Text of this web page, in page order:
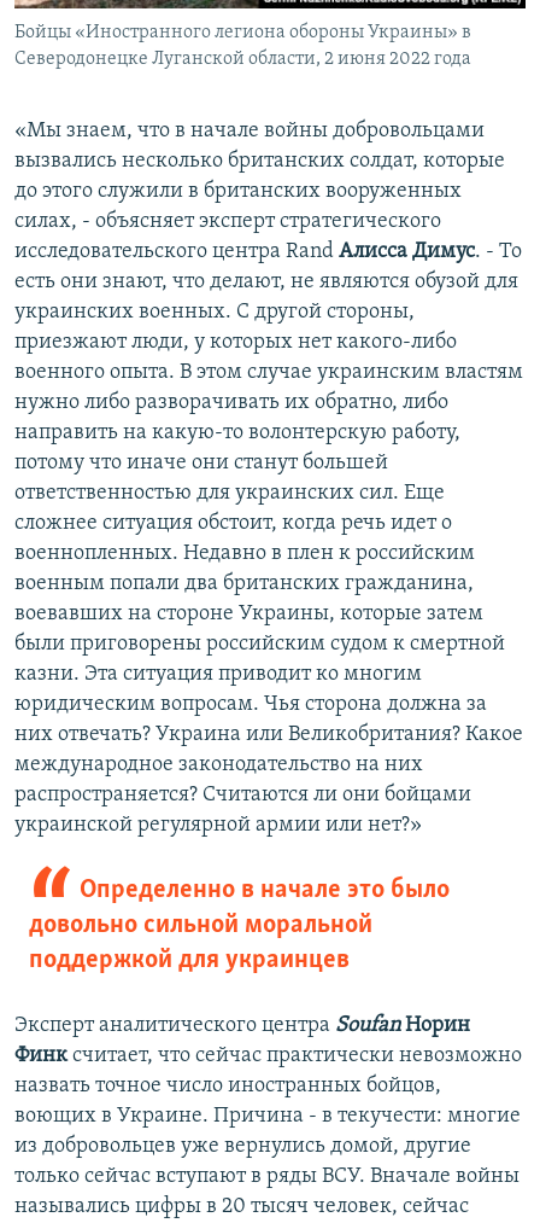
Бойцы «Иностранного легиона обороны Украины» в
Северодонецке Луганской области, 2 июня 2022 года
«Мы знаем, что в начале войны добровольцами
вызвались несколько британских солдат, которые
до этого служили в британских вооруженных
силах, - объясняет эксперт стратегического
исследовательского центра Rand Алисса Димус. - То
есть они знают, что делают, не являются обузой для
украинских военных. С другой стороны,
приезжают люди, у которых нет какого-либо
военного опыта. В этом случае украинским властям
нужно либо разворачивать их обратно, либо
направить на какую-то волонтерскую работу,
потому что иначе они станут большей
ответственностью для украинских сил. Еще
сложнее ситуация обстоит, когда речь идет о
военнопленных. Недавно в плен к российским
военным попали два британских гражданина,
воевавших на стороне Украины, которые затем
были приговорены российским судом к смертной
казни. Эта ситуация приводит ко многим
юридическим вопросам. Чья сторона должна за
них отвечать? Украина или Великобритания? Какое
международное законодательство на них
распространяется? Считаются ли они бойцами
украинской регулярной армии или нет?»
Определенно в начале это было
довольно сильной моральной
поддержкой для украинцев
Эксперт аналитического центра SoufanНорин
Финксчитает, что сейчас практически невозможно
назвать точное число иностранных бойцов,
воющих в Украине. Причина - в текучести: многие
из добровольцев уже вернулись домой, другие
только сейчас вступают в ряды ВСУ. Вначале войны
назывались цифры в 20 тысяч человек, сейчас